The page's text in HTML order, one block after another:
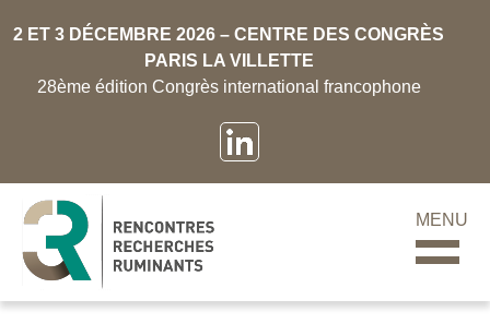
2 ET 3 DÉCEMBRE 2026 – CENTRE DES CONGRÈS
PARIS LA VILLETTE
28ème édition Congrès international francophone
MENU